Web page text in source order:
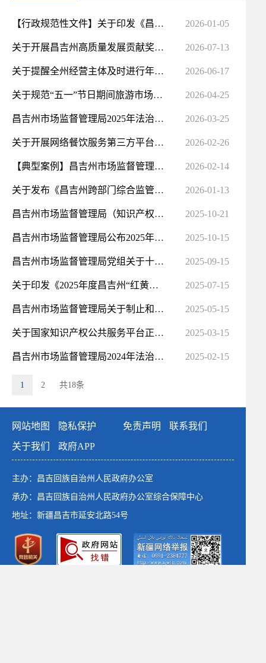
【行政规范性文件】关于印发《昌吉州市场监管领域不予行政处罚清单》《昌吉州市场监管领域违法行为从轻处... 2026-01-05
​关于开展昌吉州高质量发展贡献奖（质量创新领域）评选工作的通知 2026-07-13
​关于提醒全州经营主体及时进行年报的通知 2026-06-17
关于规范“五一”节日期间旅游市场价格和竞争行为提醒告诫书 2026-04-25
昌吉州市场监督管理局2025年法治建设工作总结及2026年工作计划 2026-03-25
关于开展网络餐饮服务第三方平台及入网餐饮服务经营者食品安全自查的公告 2026-02-26
【典型案例】昌吉州市场监督管理局局公布2026年民生领域典型案例通报（第一期） 2026-02-14
关于发布《昌吉州跨部门综合监管“一业一册”合规经营指南（第一版）》的公告 2026-01-13
昌吉州市场监督管理局（知识产权局）关于发布《昌吉州知识产权公共服务机构共性服务事项清单》的通知 2025-10-21
​昌吉州市场监督管理局公布2025年民生领域典型案例通报 2025-10-15
昌吉州市场监督管理局党组关于十二届州党委第七轮巡察整改进展情况的通报 2025-09-15
关于印发《2025年度昌吉州“红黄绿”码监管检查事项清单（试行）》的通知 2025-07-15
昌吉州市场监督管理局关于制止和防范非法集资广告的提醒告诫书 2025-05-15
关于国家知识产权公共服务平台正式上线运行的通知 2025-03-15
昌吉州市场监督管理局2024年法治建设工作总结及2025年工作计划 2025-02-15
1 2 共18条
网站地图 隐私保护 免责声明
联系我们
关于我们
政府APP
主办：昌吉回族自治州人民政府办公室
承办：昌吉回族自治州人民政府办公室综合保障中心
地址：新疆昌吉市延安北路54号